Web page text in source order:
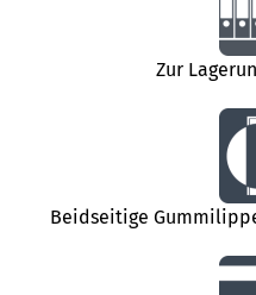
Zur
Beidseitige